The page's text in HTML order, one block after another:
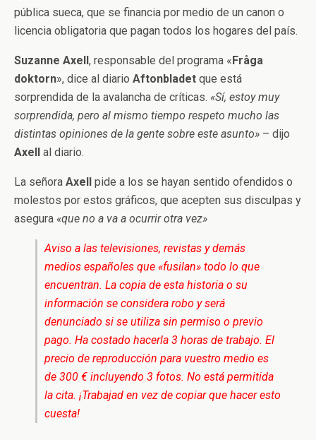
pública sueca, que se financia por medio de un canon o
licencia obligatoria que pagan todos los hogares del país.
Suzanne Axell, responsable del programa «Fråga
doktorn», dice al diario Aftonbladet que está
sorprendida de la avalancha de críticas. «Sí, estoy muy
sorprendida, pero al mismo tiempo respeto mucho las
distintas opiniones de la gente sobre este asunto» – dijo
Axell al diario.
La señora Axell pide a los se hayan sentido ofendidos o
molestos por estos gráficos, que acepten sus disculpas y
asegura «que no a va a ocurrir otra vez»
Aviso a las televisiones, revistas y demás
medios españoles que «fusilan» todo lo que
encuentran. La copia de esta historia o su
información se considera robo y será
denunciado si se utiliza sin permiso o previo
pago. Ha costado hacerla 3 horas de trabajo. El
precio de reproducción para vuestro medio es
de 300 € incluyendo 3 fotos. No está permitida
la cita. ¡Trabajad en vez de copiar que hacer esto
cuesta!